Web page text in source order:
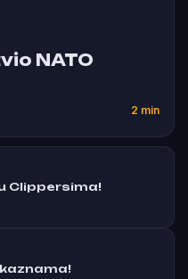
NATO
2 min
Clippersima!